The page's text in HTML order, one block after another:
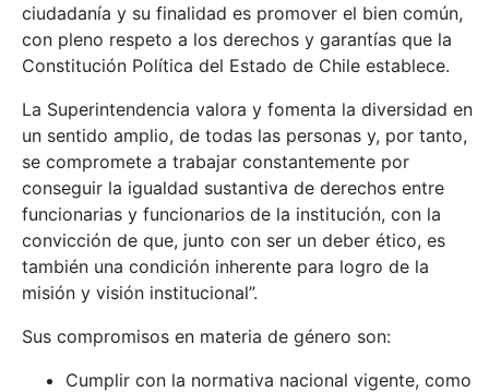
ciudadanía y su finalidad es promover el bien común,
con pleno respeto a los derechos y garantías que la
Constitución Política del Estado de Chile establece.
La Superintendencia valora y fomenta la diversidad en
un sentido amplio, de todas las personas y, por tanto,
se compromete a trabajar constantemente por
conseguir la igualdad sustantiva de derechos entre
funcionarias y funcionarios de la institución, con la
convicción de que, junto con ser un deber ético, es
también una condición inherente para logro de la
misión y visión institucional”.
Sus compromisos en materia de género son:
Cumplir con la normativa nacional vigente, como